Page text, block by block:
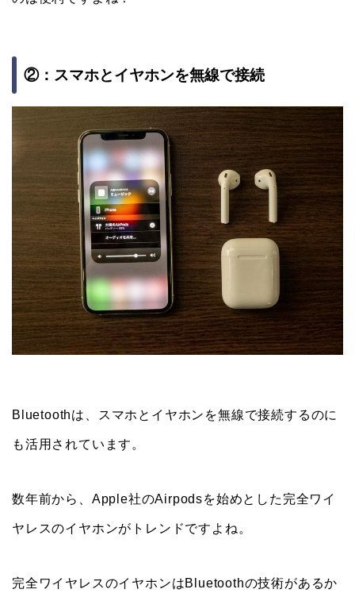
②：スマホとイヤホンを無線で接続
Bluetoothは、スマホとイヤホンを無線で接続するのに
も活用されています。
数年前から、Apple社のAirpodsを始めとした完全ワイ
ヤレスのイヤホンがトレンドですよね。
完全ワイヤレスのイヤホンはBluetoothの技術があるか